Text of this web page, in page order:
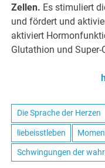
Zellen. Es stimuliert
und fördert und
aktiviert
Glutathion und Super-
Die Sprache der Herzen
liebeisstleben
Schwingungen der